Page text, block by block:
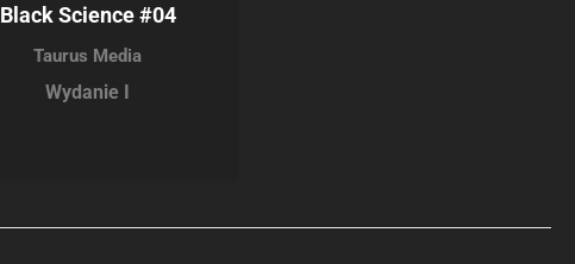
Black Science #04
Taurus Media
Wydanie I